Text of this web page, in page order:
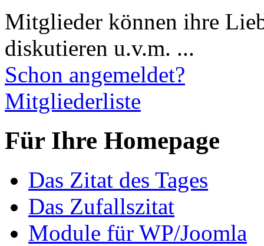
Mitglieder können ihre
diskutieren u.v.m. ...
Schon angemeldet?
Mitgliederliste
Für Ihre Homepage
Das Zitat des Tages
Das Zufallszitat
Module für WP/Joomla